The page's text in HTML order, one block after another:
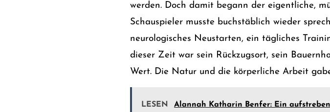
werden. Doch damit begann der eigentliche,
Schauspieler musste buchstäblich wieder
neurologisches Neustarten, ein tägliches
dieser Zeit war sein Rückzugsort, sein
Wert. Die Natur und die körperliche Arbeit
LESEN Alannah Katharin Benfer: Ein